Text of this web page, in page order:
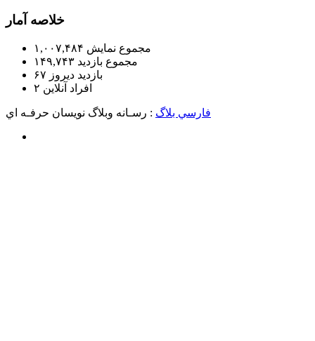
خلاصه آمار
مجموع نمایش‌ ۱,۰۰۷,۴۸۴
مجموع بازدید ۱۴۹,۷۴۳
بازدید دیروز ۶۷
افراد آنلاین ۲
فارسي بلاگ : رسـانه وبلاگ نويسان حرفـه اي